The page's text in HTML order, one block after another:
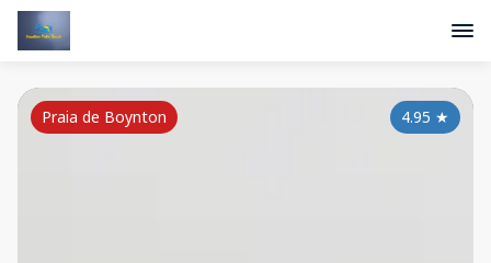
4.95 ★
Praia de Boynton